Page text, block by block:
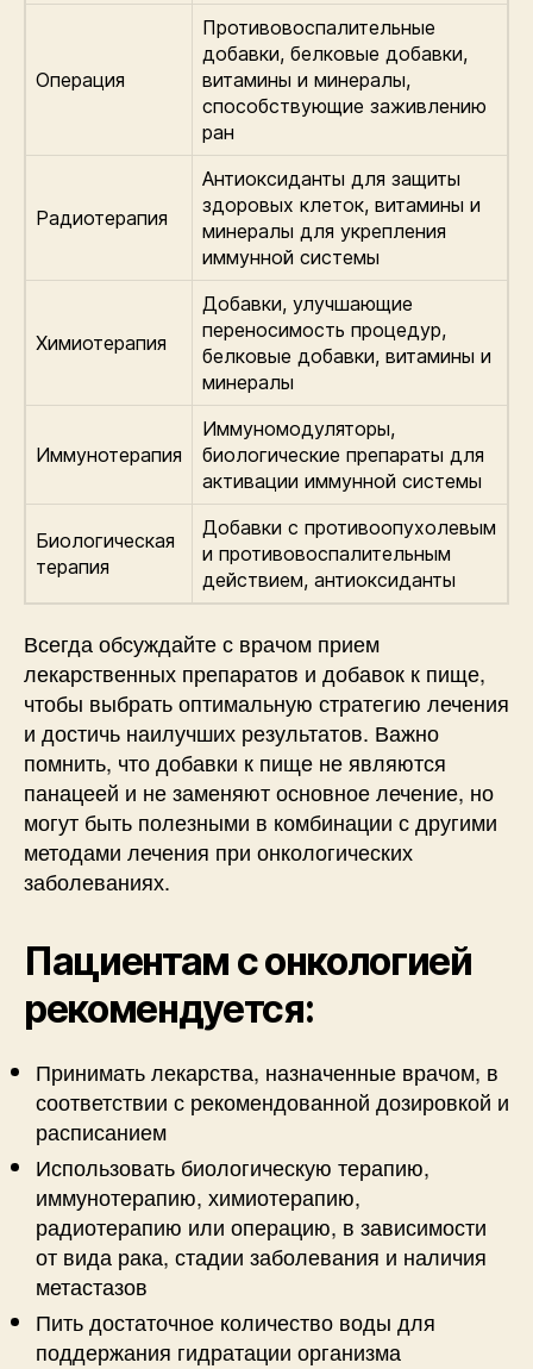
Операция
Противовоспалительные
добавки, белковые добавки,
витамины и минералы,
способствующие заживлению
ран
Радиотерапия
Антиоксиданты для защиты
здоровых клеток, витамины и
минералы для укрепления
иммунной системы
Химиотерапия
Добавки, улучшающие
переносимость процедур,
белковые добавки, витамины и
минералы
Иммунотерапия
Иммуномодуляторы,
биологические препараты для
активации иммунной системы
Биологическая
терапия
Добавки с противоопухолевым
и противовоспалительным
действием, антиоксиданты
Всегда обсуждайте с врачом прием
лекарственных препаратов и добавок к пище,
чтобы выбрать оптимальную стратегию лечения
и достичь наилучших результатов. Важно
помнить, что добавки к пище не являются
панацеей и не заменяют основное лечение, но
могут быть полезными в комбинации с другими
методами лечения при онкологических
заболеваниях.
Пациентам с онкологией
рекомендуется:
Принимать лекарства, назначенные врачом, в
соответствии с рекомендованной дозировкой и
расписанием
Использовать биологическую терапию,
иммунотерапию, химиотерапию,
радиотерапию или операцию, в зависимости
от вида рака, стадии заболевания и наличия
метастазов
Пить достаточное количество воды для
поддержания гидратации организма